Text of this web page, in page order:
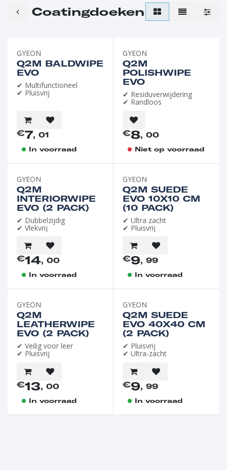
Coatingdoeken
GYEON
Q2M BALDWIPE
EVO
✔ Multifunctioneel
✔ Pluisvrij
€7, 01
In voorraad
GYEON
Q2M
POLISHWIPE
EVO
✔ Residuverwijdering
✔ Randloos
€8, 00
Niet op voorraad
GYEON
Q2M
INTERIORWIPE
EVO (2 PACK)
✔ Dubbelzijdig
✔ Vlekvrij
€14, 00
In voorraad
GYEON
Q2M SUEDE
EVO 10X10 CM
(10 PACK)
✔ Ultra zacht
✔ Pluisvrij
€9, 99
In voorraad
GYEON
Q2M
LEATHERWIPE
EVO (2 PACK)
✔ Veilig voor leer
✔ Pluisvrij
€13, 00
In voorraad
GYEON
Q2M SUEDE
EVO 40X40 CM
(2 PACK)
✔ Pluisvrij
✔ Ultra-zacht
€9, 99
In voorraad